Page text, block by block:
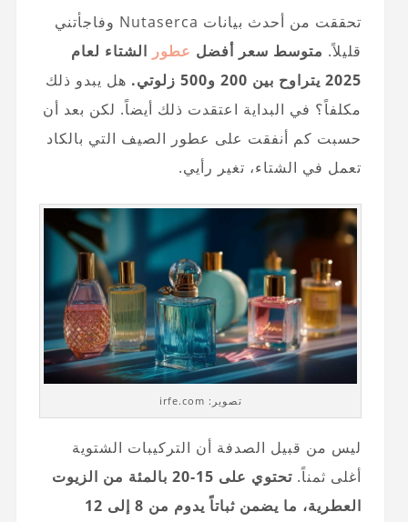
تحققت من أحدث بيانات Nutaserca وفاجأتني
قليلاً. متوسط سعر أفضل عطور الشتاء لعام
2025 يتراوح بين 200 و500 زلوتي.
هل يبدو ذلك
مكلفاً؟ في البداية اعتقدت ذلك أيضاً. لكن بعد أن
حسبت كم أنفقت على عطور الصيف التي بالكاد
تعمل في الشتاء، تغير رأيي.
تصوير: irfe.com
ليس من قبيل الصدفة أن التركيبات الشتوية
أغلى ثمناً.
تحتوي على 15-20 بالمئة من الزيوت
العطرية، ما يضمن ثباتاً يدوم من 8 إلى 12